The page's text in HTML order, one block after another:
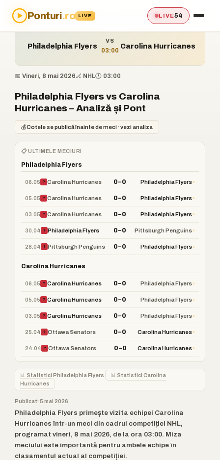
Ponturi.ro LIVE LIVE54
Acasă›Ponturi›Philadelphia Flyers vs Carolina Hurricanes
Philadelphia Flyers
VS
03:00
Carolina Hurricanes
📅 Vineri, 8 mai 2026🏒 NHL🕐 03:00
Philadelphia Flyers vs Carolina
Hurricanes – Analiză și Pont
💰Cotele se publică înainte de meci · vezi analiza
📋 ULTIMELE MECIURI
Philadelphia Flyers
06.05 ? Carolina Hurricanes 0–0 Philadelphia Flyers›
05.05 ? Carolina Hurricanes 0–0 Philadelphia Flyers›
03.05 ? Carolina Hurricanes 0–0 Philadelphia Flyers›
30.04 ? Philadelphia Flyers 0–0 Pittsburgh Penguins›
28.04 ? Pittsburgh Penguins 0–0 Philadelphia Flyers›
Carolina Hurricanes
06.05 ? Carolina Hurricanes 0–0 Philadelphia Flyers›
05.05 ? Carolina Hurricanes 0–0 Philadelphia Flyers›
03.05 ? Carolina Hurricanes 0–0 Philadelphia Flyers›
25.04 ? Ottawa Senators 0–0 Carolina Hurricanes›
24.04 ? Ottawa Senators 0–0 Carolina Hurricanes›
📊 Statistici Philadelphia Flyers
📊 Statistici Carolina
Hurricanes
Publicat: 5 mai 2026
Philadelphia Flyers primește vizita echipei Carolina
Hurricanes într-un meci din cadrul competiției NHL,
programat vineri, 8 mai 2026, de la ora 03:00. Miza
meciului este importantă pentru ambele echipe în
clasamentul actual al competiției.